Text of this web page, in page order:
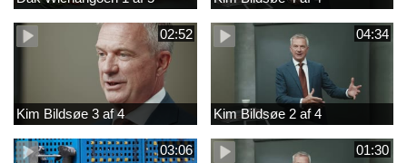
02:52
Kim Bildsøe 3 af 4
04:34
Kim Bildsøe 2 af 4
03:06 01:30